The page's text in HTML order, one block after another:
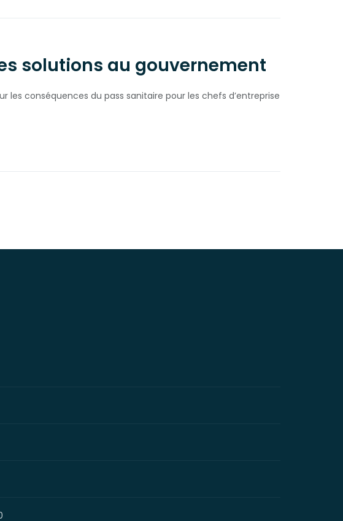
solutions au gouvernement
les conséquences du pass sanitaire pour les chefs d’entreprise